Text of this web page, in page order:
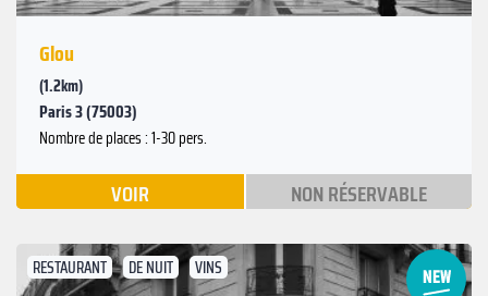
Glou
(1.2km)
Paris 3 (75003)
Nombre de places : 1-30 pers.
VOIR NON RÉSERVABLE
RESTAURANT DE NUIT VINS